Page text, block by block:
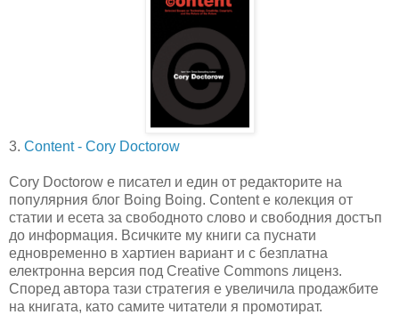
3. Content - Cory Doctorow
Cory Doctorow е писател и един от редакторите на
популярния блог Boing Boing. Content е колекция от
статии и есета за свободното слово и свободния достъп
до информация. Всичките му книги са пуснати
едновременно в хартиен вариант и с безплатна
електронна версия под Creative Commons лиценз.
Според автора тази стратегия е увеличила продажбите
на книгата, като самите читатели я промотират.